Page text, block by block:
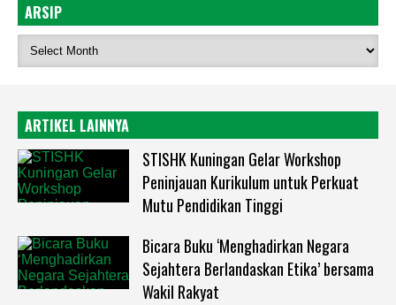
ARSIP
ARTIKEL LAINNYA
STISHK Kuningan Gelar Workshop
Peninjauan Kurikulum untuk Perkuat
Mutu Pendidikan Tinggi
Bicara Buku ‘Menghadirkan Negara
Sejahtera Berlandaskan Etika’ bersama
Wakil Rakyat